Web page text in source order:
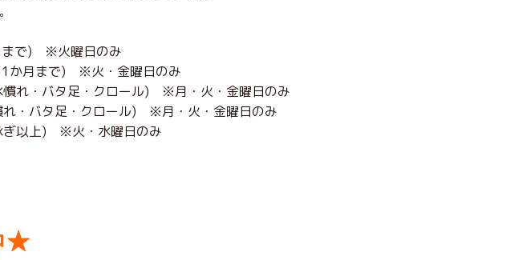
まで) ※火曜日のみ
か月まで) ※火・金曜日のみ
れ・バタ足・クロール) ※月・火・金曜日のみ
れ・バタ足・クロール) ※月・火・金曜日のみ
上) ※火・水曜日のみ
★